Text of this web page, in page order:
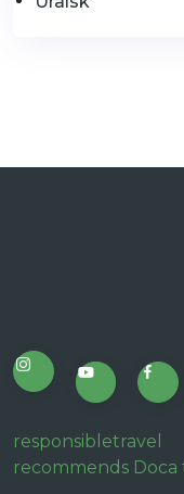
responsibletravel
recommends Doca